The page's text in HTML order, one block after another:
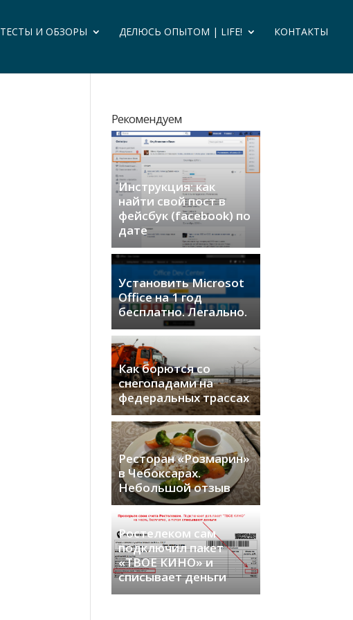
ТЕСТЫ И ОБЗОРЫ ДЕЛЮСЬ ОПЫТОМ | LIFE! КОНТАКТЫ
Рекомендуем
Инструкция: как
найти свой пост в
фейсбук (facebook) по
дате
Установить Microsot
Office на 1 год
бесплатно. Легально.
Как борются со
снегопадами на
федеральных трассах
Ресторан «Розмарин»
в Чебоксарах.
Небольшой отзыв
Ростелеком сам
подключил пакет
«ТВОЕ КИНО» и
списывает деньги